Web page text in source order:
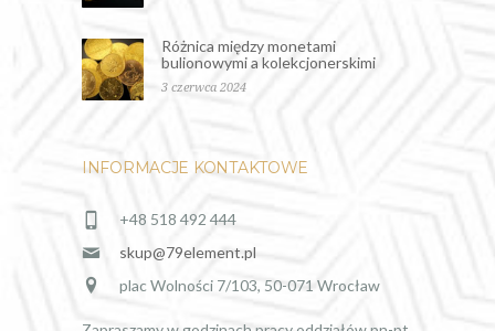
Różnica między monetami
bulionowymi a kolekcjonerskimi
3 czerwca 2024
INFORMACJE KONTAKTOWE
+48 518 492 444
skup@79element.pl
plac Wolności 7/103, 50-071 Wrocław